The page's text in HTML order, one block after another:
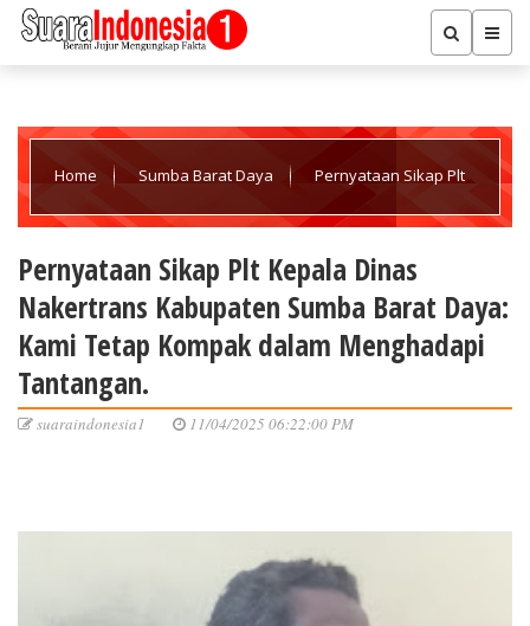
Home Sumba Barat Daya Pernyataan Sikap Plt
Tetap Kompak dalam Menghadapi Tantangan.
Pernyataan Sikap Plt Kepala Dinas
Nakertrans Kabupaten Sumba Barat Daya:
Kami Tetap Kompak dalam Menghadapi
Tantangan.
suaraindonesia1 11/04/2025 06:22:00 PM